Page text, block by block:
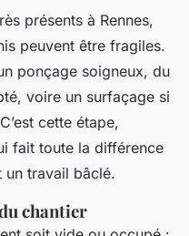
présents à Rennes,
peuvent être fragiles.
ponçage soigneux, du
voire un surfaçage si
cette étape,
fait toute la différence
un travail bâclé.
chantier